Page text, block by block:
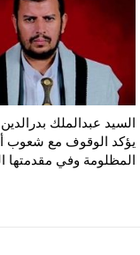
السيد عبدالملك
يؤكد الوقوف مع شعوب
المظلومة وفي